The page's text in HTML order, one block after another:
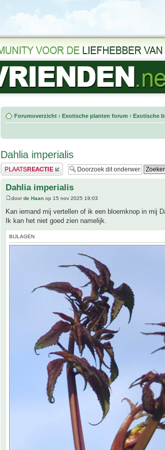
Forumoverzicht ‹ Exotische planten forum ‹ Exotische
Dahlia imperialis
Plaats een reactie
Dahlia imperialis
doorde Haan op 15 nov 2025 19:03
Kan iemand mij vertellen of ik een bloemknop in mij
Ik kan het niet goed zien namelijk.
BIJLAGEN